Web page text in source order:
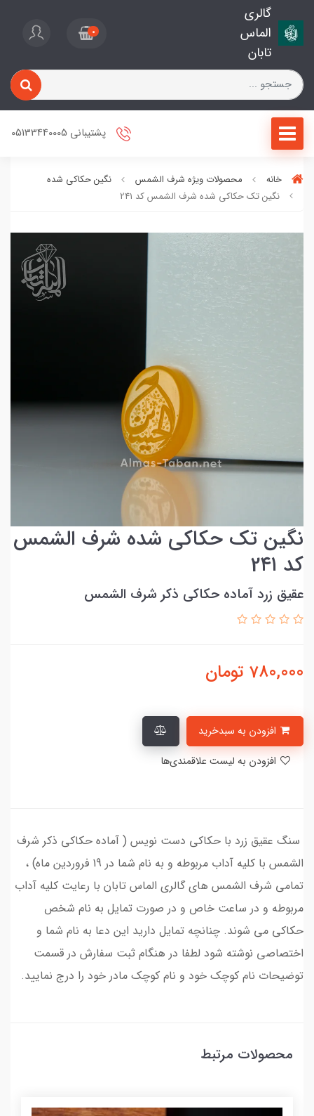
گالری
الماس
تابان
0
پشتیبانی 05133440005
خانه محصولات ویژه شرف الشمس
نگین حکاکی شده
نگین تک حکاکی شده شرف الشمس کد 2۴۱
نگین تک حکاکی شده شرف الشمس
کد 2۴۱
عقیق زرد آماده حکاکی ذکر شرف الشمس
780,000 تومان
سنگ عقیق زرد با حکاکی دست نویس ( آماده حکاکی ذکر شرف
الشمس با کلیه آداب مربوطه و به نام شما در 19 فروردین ماه) ،
تمامی شرف الشمس های گالری الماس تابان با رعایت کلیه آداب
مربوطه و در ساعت خاص و در صورت تمایل به نام شخص
حکاکی می شوند. چنانچه تمایل دارید این دعا به نام شما و
اختصاصی نوشته شود لطفا در هنگام ثبت سفارش در قسمت
توضیحات نام کوچک خود و نام کوچک مادر خود را درج نمایید.
محصولات مرتبط